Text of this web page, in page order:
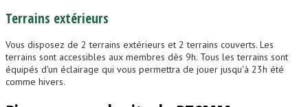
Terrains extérieurs
Vous disposez de 2 terrains extérieurs et 2 terrains couverts. Les
terrains sont accessibles aux membres dès 9h. Tous les terrains sont
équipés d'un éclairage qui vous permettra de jouer jusqu'à 23h été
comme hivers.